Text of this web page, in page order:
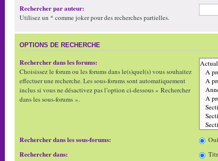
Rechercher par auteur:
Utilisez un * comme joker pour des recherches partielles.
OPTIONS DE RECHERCHE
Rechercher dans les forums:
Choisissez le forum ou les forums dans le(s)quel(s) vous souhaitez
effectuer une recherche. Les sous-forums sont automatiquement
inclus si vous ne désactivez pas l’option ci-dessous « Rechercher
dans les sous-forums ».
Rechercher dans les sous-forums: Oui
Rechercher dans: